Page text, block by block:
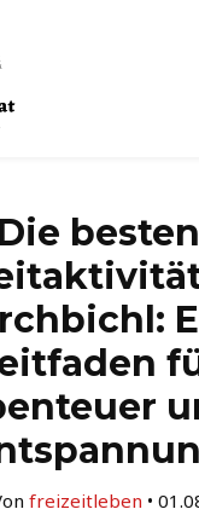
Die besten
freizeitleben •